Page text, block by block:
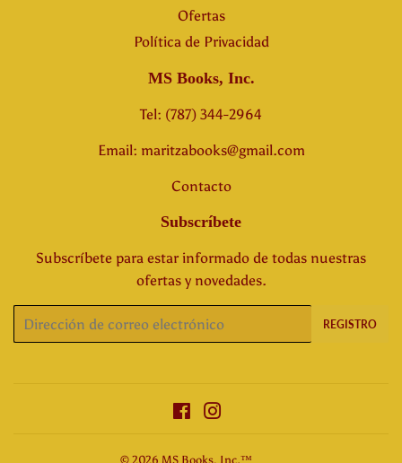
Ofertas
Política de Privacidad
MS Books, Inc.
Tel: (787) 344-2964
Email: maritzabooks@gmail.com
Contacto
Subscríbete
Subscríbete para estar informado de todas nuestras
ofertas y novedades.
electrónico
REGISTRO
Facebook
© 2026 MS Books, Inc.™